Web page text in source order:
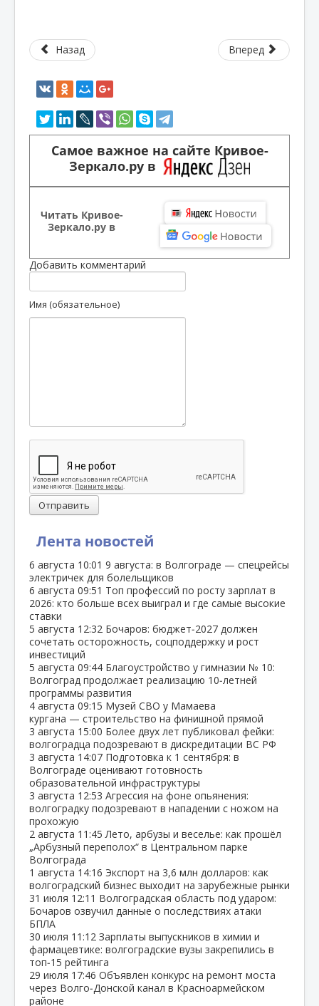
Лента новостей
6 августа 10:01 9 августа: в Волгограде — спецрейсы
электричек для болельщиков
6 августа 09:51 Топ профессий по росту зарплат в
2026: кто больше всех выиграл и где самые высокие
ставки
5 августа 12:32 Бочаров: бюджет‑2027 должен
сочетать осторожность, соцподдержку и рост
инвестиций
5 августа 09:44 Благоустройство у гимназии № 10:
Волгоград продолжает реализацию 10‑летней
программы развития
4 августа 09:15 Музей СВО у Мамаева
кургана — строительство на финишной прямой
3 августа 15:00 Более двух лет публиковал фейки:
волгоградца подозревают в дискредитации ВС РФ
3 августа 14:07 Подготовка к 1 сентября: в
Волгограде оценивают готовность
образовательной инфраструктуры
3 августа 12:53 Агрессия на фоне опьянения:
волгоградку подозревают в нападении с ножом на
прохожую
2 августа 11:45 Лето, арбузы и веселье: как прошёл
„Арбузный переполох“ в Центральном парке
Волгограда
1 августа 14:16 Экспорт на 3,6 млн долларов: как
волгоградский бизнес выходит на зарубежные рынки
31 июля 12:11 Волгоградская область под ударом:
Бочаров озвучил данные о последствиях атаки
БПЛА
30 июля 11:12 Зарплаты выпускников в химии и
фармацевтике: волгоградские вузы закрепились в
топ‑15 рейтинга
29 июля 17:46 Объявлен конкурс на ремонт моста
через Волго‑Донской канал в Красноармейском
районе
Назад Вперед
Самое важное на сайте Кривое-
Зеркало.ру в
Читать Кривое-
Зеркало.ру в
Добавить комментарий
Имя (обязательное)
Отправить